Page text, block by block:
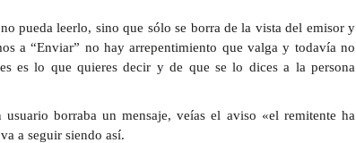
pueda leerlo, sino que sólo se borra de la vista del emisor y
a “Enviar” no hay arrepentimiento que valga y todavía no
es lo que quieres decir y de que se lo dices a la persona
borraba un mensaje, veías el aviso «el remitente ha
a seguir siendo así.